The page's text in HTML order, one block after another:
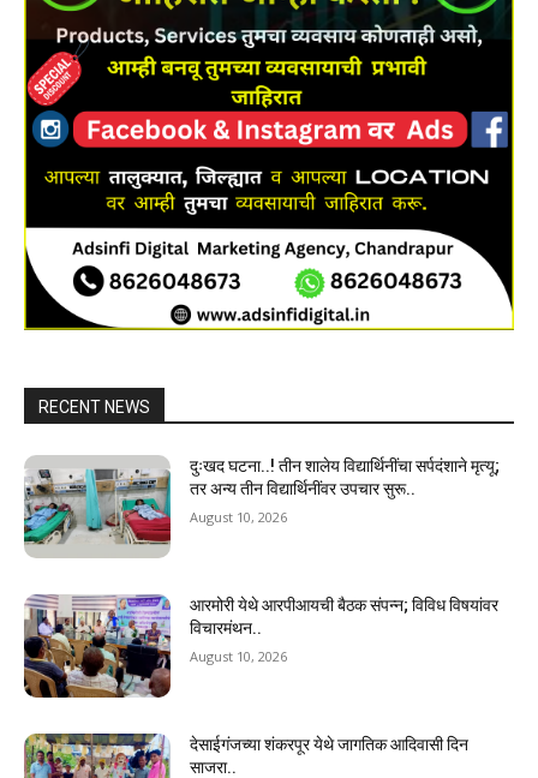
RECENT NEWS
दुःखद घटना..! तीन शालेय विद्यार्थिनींचा सर्पदंशाने मृत्यू;
तर अन्य तीन विद्यार्थिनींवर उपचार सुरू..
August 10, 2026
आरमोरी येथे आरपीआयची बैठक संपन्न; विविध विषयांवर
विचारमंथन..
August 10, 2026
देसाईगंजच्या शंकरपूर येथे जागतिक आदिवासी दिन
साजरा..